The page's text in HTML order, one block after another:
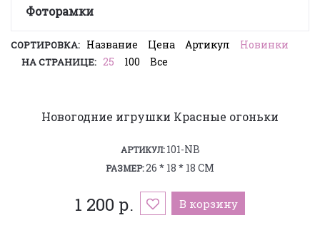
Фоторамки
СОРТИРОВКА: Название Цена Артикул Новинки
НА СТРАНИЦЕ: 25 100 Все
Новогодние игрушки Красные огоньки
АРТИКУЛ:101-NB
РАЗМЕР:26 * 18 * 18 СМ
1 200 р. В корзину